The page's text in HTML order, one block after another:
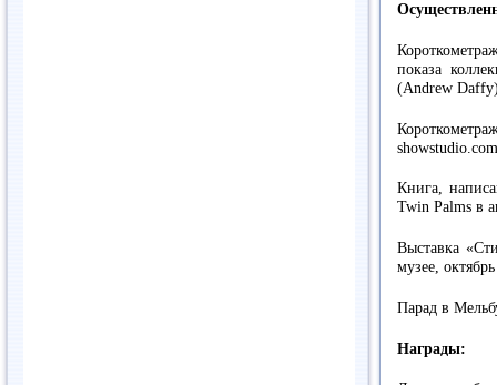
показа
(Andrew
showstudio.com
Книга,
Twin Palms в
Выставка
музее,
Парад в
Награды: